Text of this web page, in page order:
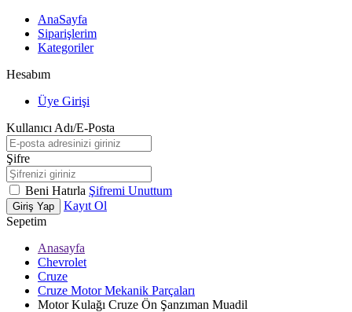
AnaSayfa
Siparişlerim
Kategoriler
Hesabım
Üye Girişi
Kullanıcı Adı/E-Posta
Şifre
Beni Hatırla Şifremi Unuttum
Giriş Yap
Kayıt Ol
Sepetim
Anasayfa
Chevrolet
Cruze
Cruze Motor Mekanik Parçaları
Motor Kulağı Cruze Ön Şanzıman Muadil